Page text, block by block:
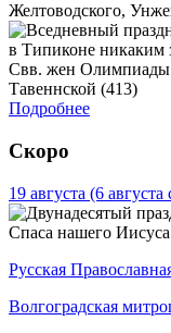
Желтоводского,
Свв. жен Олимпиады
Тавеннской (413)
Подробнее
Скоро
19 августа (6 августа
Спаса нашего
Русская
Волгоградская